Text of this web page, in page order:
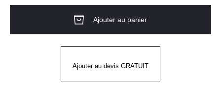
STRETCH
Ajouter au panier
Ajouter au devis GRATUIT